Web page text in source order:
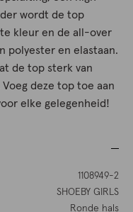
wordt de top
kleur en de all-over
polyester en elastaan.
de top sterk van
deze top toe aan
elke gelegenheid!
1108949-2
SHOEBY GIRLS
Ronde hals